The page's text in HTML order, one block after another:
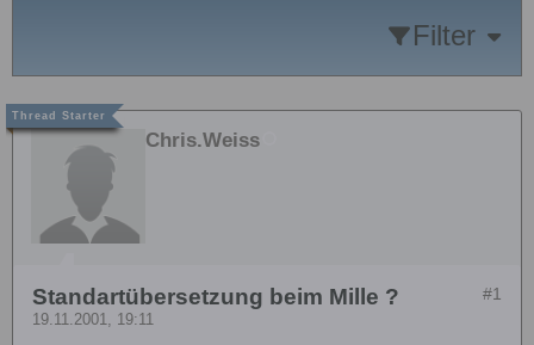
Filter
Chris.Weiss
#1
Standartübersetzung beim Mille ?
19.11.2001, 19:11